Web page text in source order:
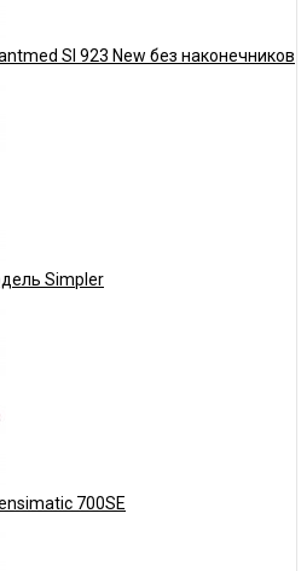
SI 923 New без наконечников
Simpler
700SE